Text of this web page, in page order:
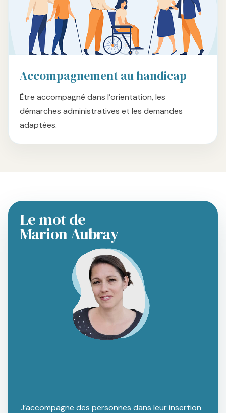
Accompagnement au handicap
Être accompagné dans l’orientation, les
démarches administratives et les demandes
adaptées.
Le mot de
Marion Aubray
J’accompagne des personnes dans leur insertion